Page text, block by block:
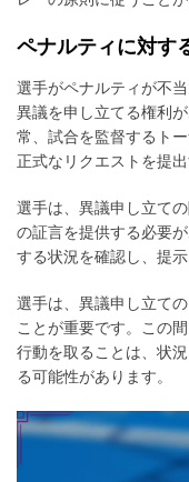
ペナルティに対す
選手がペナルティが不
異議を申し立てる権利
常、試合を監督するト
正式なリクエストを提
選手は、異議申し立て
の証言を提供する必要
する状況を確認し、提
選手は、異議申し立て
ことが重要です。この
行動を取ることは、状
る可能性があります。